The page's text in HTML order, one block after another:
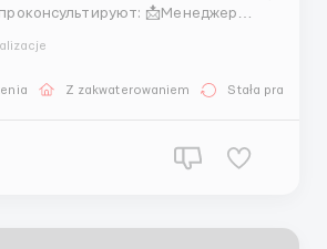
📩Менеджер
Tsukanov: WhatsApp Business:
Z zakwaterowaniem Stała praca